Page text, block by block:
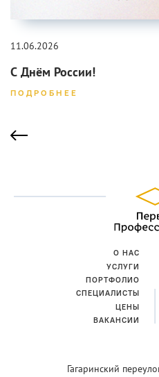
11.06.2026
С Днём России!
ПОДРОБНЕЕ
О НАС
УСЛУГИ
ПОРТФОЛИО
СПЕЦИАЛИСТЫ
ЦЕНЫ
ВАКАНСИИ
Гагаринский